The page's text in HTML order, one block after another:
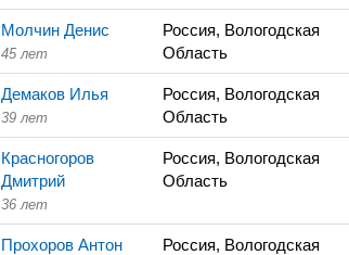
Молчин Денис
45 лет
Россия, Вологодская
Область
Демаков Илья
39 лет
Россия, Вологодская
Область
Красногоров
Дмитрий
36 лет
Россия, Вологодская
Область
Прохоров Антон
Россия, Вологодская